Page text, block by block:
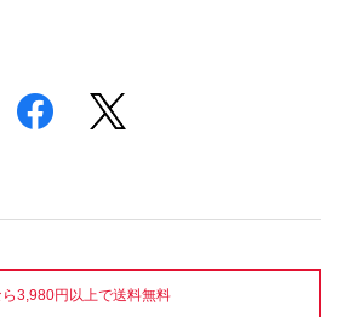
3,980円以上で送料無料